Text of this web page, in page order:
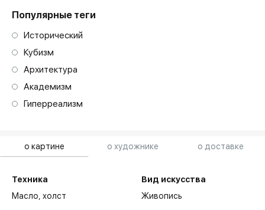
о картине о художнике о доставке
Техника
Масло,холст
Вид искусства
Живопись
Популярные теги
Исторический
Кубизм
Архитектура
Академизм
Гиперреализм